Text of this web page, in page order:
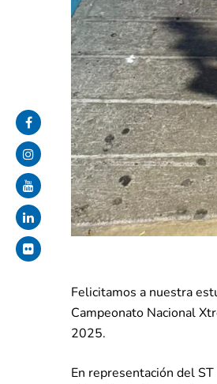
Felicitamos a nuestra
Campeonato Nacional
2025.
En representación del